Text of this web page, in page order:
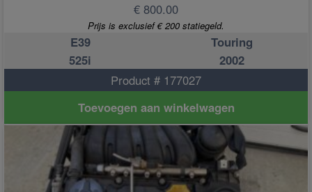
€ 800.00
Prijs is exclusief € 200 statiegeld.
E39
Touring
525i
2002
Product # 177027
Toevoegen aan winkelwagen